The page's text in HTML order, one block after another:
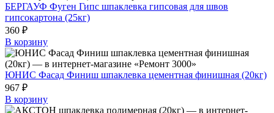
БЕРГАУФ Фуген Гипс шпаклевка гипсовая для швов
гипсокартона (25кг)
360 ₽
В корзину
ЮНИС Фасад Финиш шпаклевка цементная финишная (20кг)
967 ₽
В корзину